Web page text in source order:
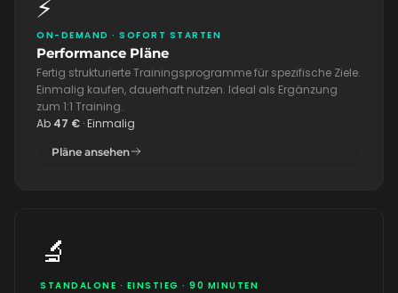
⚡
ON-DEMAND · SOFORT STARTEN
Performance Pläne
Fertig strukturierte Trainingsprogramme für spezifische Ziele.
Einmalig kaufen, dauerhaft nutzen. Ideal als Ergänzung
zum 1:1 Training.
Ab 47 € · Einmalig
Pläne ansehen
🔬
STANDALONE · EINSTIEG · 90 MINUTEN